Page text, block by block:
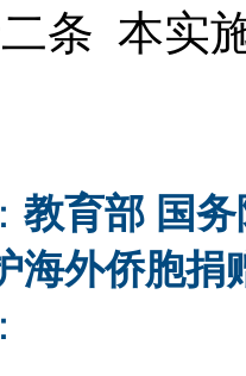
条 本实
教育部 国
海外侨胞捐